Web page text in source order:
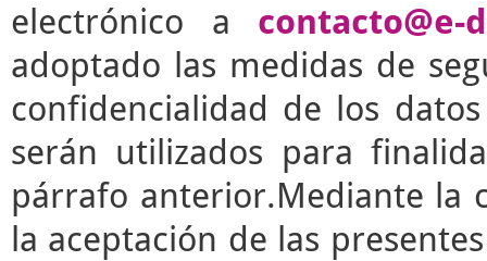
electrónico a contacto@e-
adoptado las medidas de
confidencialidad de los
serán utilizados para
párrafo anterior.Mediante la
la aceptación de las